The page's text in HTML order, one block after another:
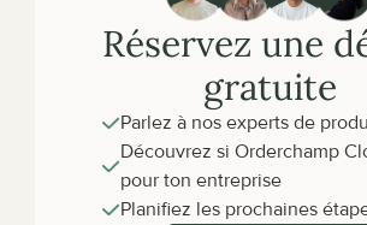
Réservez une
gratuite
Parlez à nos experts de
Découvrez si Orderchamp
pour ton entreprise
Planifiez les prochaines